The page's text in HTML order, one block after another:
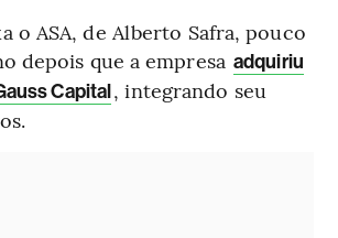
o ASA, de Alberto Safra, pouco
depois que a empresa adquiriu
Capital, integrando seu